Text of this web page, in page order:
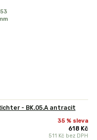
- BK.05.A antracit
35 % sleva
618 Kč
511 Kč bez DPH